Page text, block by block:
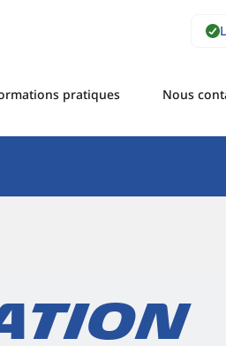
pratiques Nous